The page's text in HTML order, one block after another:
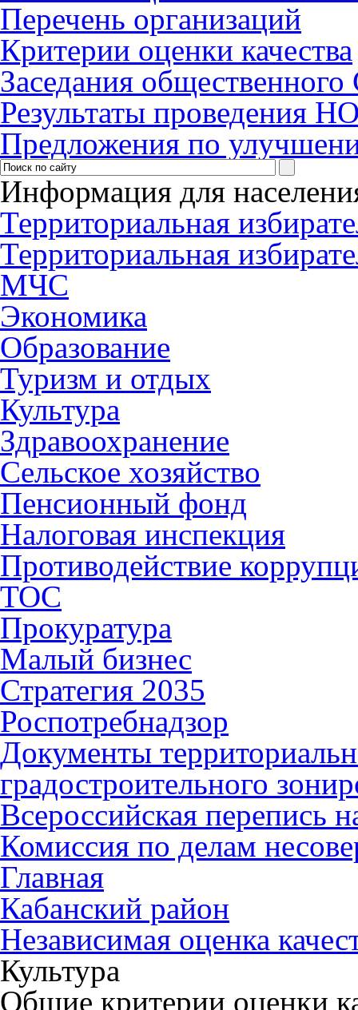
Перечень организаций
Критерии оценки качества
Заседания общественного
Результаты проведения
Предложения по
Информация для
Территориальная
Территориальная
МЧС
Экономика
Образование
Туризм и отдых
Культура
Здравоохранение
Сельское хозяйство
Пенсионный фонд
Налоговая инспекция
Противодействие
ТОС
Прокуратура
Малый бизнес
Стратегия 2035
Роспотребнадзор
Документы
градостроительного
Всероссийская перепись
Комиссия по делам
Главная
Кабанский район
Независимая оценка
Культура
Общие критерии оценки